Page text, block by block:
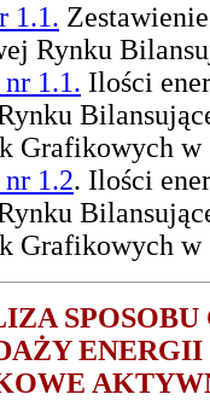
1.1.
Rynku
1.1. Ilości
Grafikowych w
1.2. Ilości
Grafikowych w